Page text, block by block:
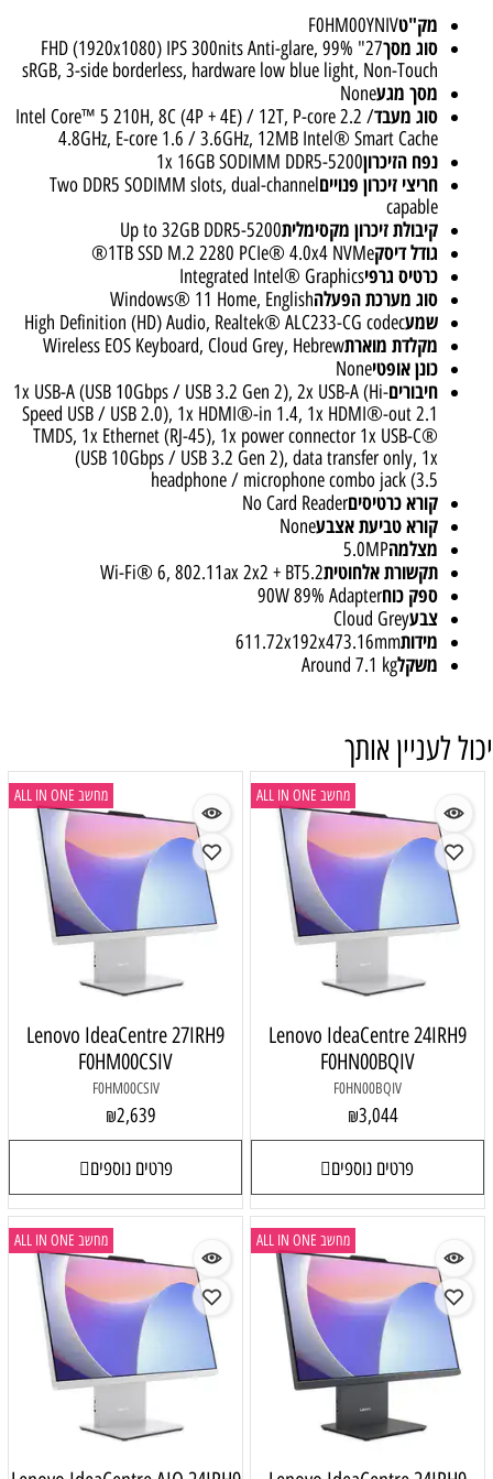
מק"טF0HM00YNIV
סוג מסך
27" FHD (1920x1080) IPS 300nits Anti-glare, 99%
sRGB, 3-side borderless, hardware low blue light, Non-Touch
מסך מגעNone
סוג מעבדIntel Core™ 5 210H, 8C (4P + 4E) / 12T, P-core 2.2 /
4.8GHz, E-core 1.6 / 3.6GHz, 12MB Intel® Smart Cache
נפח הזיכרון1x 16GB SODIMM DDR5-5200
חריצי זיכרון פנוייםTwo DDR5 SODIMM slots, dual-channel
capable
קיבולת זיכרון מקסימליתUp to 32GB DDR5-5200
גודל דיסק1TB SSD M.2 2280 PCIe® 4.0x4 NVMe®
כרטיס גרפיIntegrated Intel® Graphics
סוג מערכת הפעלהWindows® 11 Home, English
שמעHigh Definition (HD) Audio, Realtek® ALC233-CG codec
מקלדת מוארתWireless EOS Keyboard, Cloud Grey, Hebrew
כונן אופטיNone
חיבורים1x USB-A (USB 10Gbps / USB 3.2 Gen 2), 2x USB-A (Hi-
Speed USB / USB 2.0), 1x HDMI®-in 1.4, 1x HDMI®-out 2.1
TMDS, 1x Ethernet (RJ-45), 1x power connector 1x USB-C®
(USB 10Gbps / USB 3.2 Gen 2), data transfer only, 1x
headphone / microphone combo jack (3.5
קורא כרטיסיםNo Card Reader
קורא טביעת אצבעNone
מצלמה5.0MP
תקשורת אלחוטיתWi-Fi® 6, 802.11ax 2x2 + BT5.2
ספק כוח90W 89% Adapter
צבעCloud Grey
מידות611.72x192x473.16mm
משקלAround 7.1 kg
יכול לעניין אותך
מחשב ALL IN ONE
Lenovo IdeaCentre 24IRH9
F0HN00BQIV
F0HN00BQIV
₪3,044
פרטים נוספים
מחשב ALL IN ONE
Lenovo IdeaCentre 27IRH9
F0HM00CSIV
F0HM00CSIV
₪2,639
פרטים נוספים
מחשב ALL IN ONE מחשב ALL IN ONE